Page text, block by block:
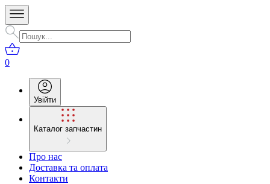
0
Увійти
Каталог запчастин
Про нас
Доставка та оплата
Контакти